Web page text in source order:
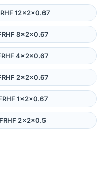
12×2×0.67
8×2×0.67
4×2×0.67
2×2×0.67
1×2×0.67
2×2×0.5